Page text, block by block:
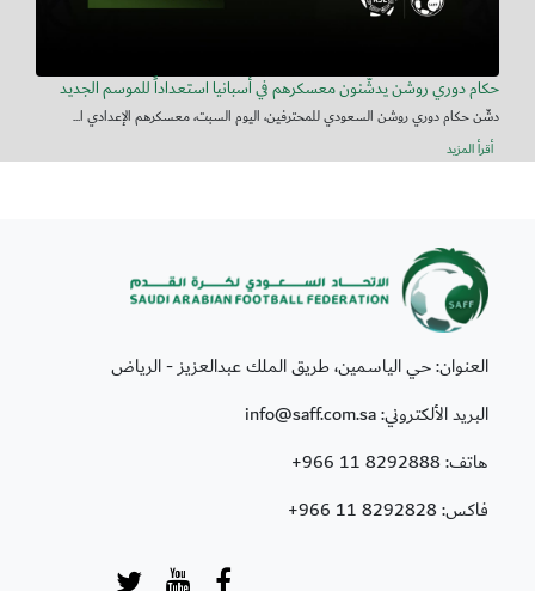
حكام دوري روشن يدشّنون معسكرهم في أسبانيا استعداداً للموسم الجديد
دشّن حكام دوري روشن السعودي للمحترفين، اليوم السبت، معسكرهم الإعدادي ا...
أقرأ المزيد
العنوان: حي الياسمين، طريق الملك عبدالعزيز - الرياض
البريد الألكتروني: info@saff.com.sa
هاتف:+966 11 8292888
فاكس:+966 11 8292828